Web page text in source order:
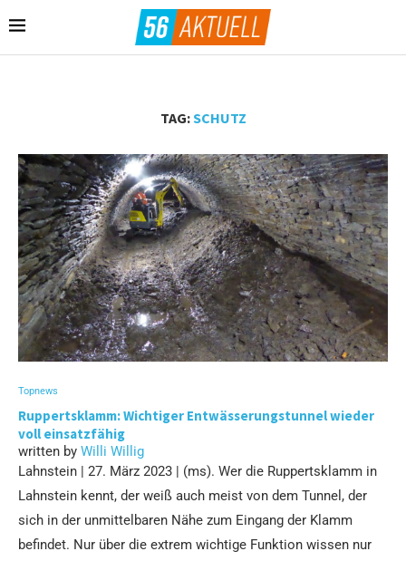
TAG:SCHUTZ
Topnews
Ruppertsklamm: Wichtiger Entwässerungstunnel wieder
voll einsatzfähig
written by Willi Willig
Lahnstein | 27. März 2023 | (ms). Wer die Ruppertsklamm in
Lahnstein kennt, der weiß auch meist von dem Tunnel, der
sich in der unmittelbaren Nähe zum Eingang der Klamm
befindet. Nur über die extrem wichtige Funktion wissen nur